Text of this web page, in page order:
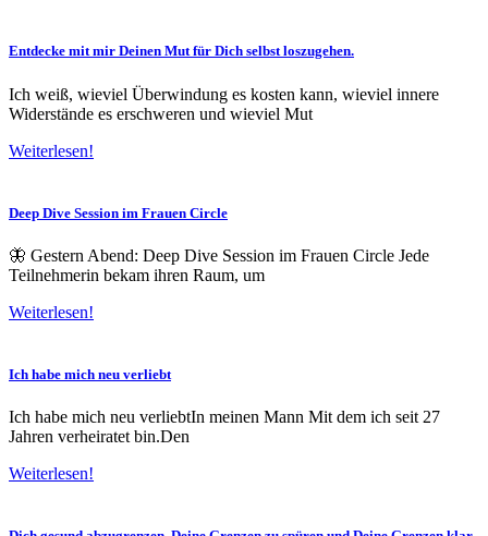
Entdecke mit mir Deinen Mut für Dich selbst loszugehen.
Ich weiß, wieviel Überwindung es kosten kann, wieviel innere
Widerstände es erschweren und wieviel Mut
Weiterlesen!
Deep Dive Session im Frauen Circle
🦋 Gestern Abend: Deep Dive Session im Frauen Circle Jede
Teilnehmerin bekam ihren Raum, um
Weiterlesen!
Ich habe mich neu verliebt
Ich habe mich neu verliebtIn meinen Mann Mit dem ich seit 27
Jahren verheiratet bin.Den
Weiterlesen!